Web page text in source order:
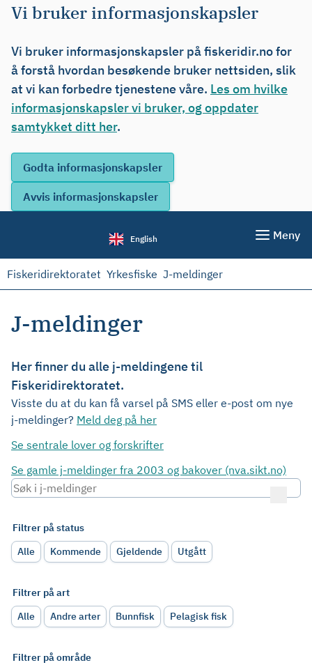
Vi bruker informasjonskapsler
Vi bruker informasjonskapsler på fiskeridir.no for
å forstå hvordan besøkende bruker nettsiden, slik
at vi kan forbedre tjenestene våre. Les om hvilke
informasjonskapsler vi bruker, og oppdater
samtykket ditt her.
English Meny
Fiskeridirektoratet Yrkesfiske J-meldinger
J-meldinger
Her finner du alle j-meldingene til
Fiskeridirektoratet.
Visste du at du kan få varsel på SMS eller e-post om nye
j-meldinger? Meld deg på her
Se sentrale lover og forskrifter
Se gamle j-meldinger fra 2003 og bakover (nva.sikt.no)
Filtrer på status
Alle
Kommende Gjeldende Utgått
Filtrer på art
Alle
Andre arter Bunnfisk Pelagisk fisk
Filtrer på område